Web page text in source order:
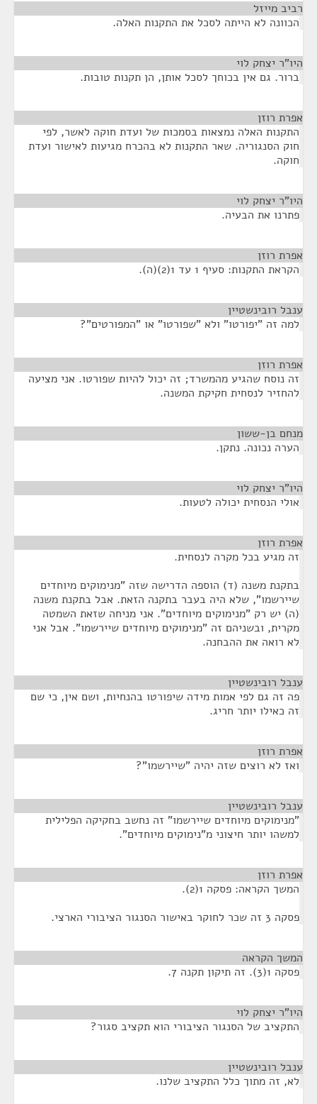
רביב מייזל
הכוונה לא הייתה לסכל את התקנות האלה.
היו"ר יצחק לוי
ברור. גם אין בכוחך לסכל אותן, הן תקנות טובות.
אפרת רוזן
התקנות האלה נמצאות בסמכות של ועדת חוקה לאשר, לפי
חוק הסנגוריה. שאר התקנות לא בהכרח מגיעות לאישור ועדת
חוקה.
היו"ר יצחק לוי
פתרנו את הבעיה.
אפרת רוזן
הקראת התקנות: סעיף 1 עד 1(2)(ה).
ענבל רובינשטיין
למה זה "יפורטו" ולא "שפורטו" או "המפורטים"?
אפרת רוזן
זה נוסח שהגיע מהמשרד; זה יכול להיות שפורטו. אני מציעה
להחזיר לנסחית חקיקת המשנה.
מנחם בן-ששון
הערה נכונה. נתקן.
היו"ר יצחק לוי
אולי הנסחית יכולה לטעות.
אפרת רוזן
זה מגיע בכל מקרה לנסחית.
בתקנת משנה (ד) הוספה הדרישה שזה "מנימוקים מיוחדים
שיירשמו", שלא היה בעבר בתקנה הזאת. אבל בתקנת משנה
(ה) יש רק "מנימוקים מיוחדים". אני מניחה שזאת השמטה
מקרית, ובשניהם זה "מנימוקים מיוחדים שיירשמו". אבל אני
לא רואה את ההבחנה.
ענבל רובינשטיין
פה זה גם לפי אמות מידה שיפורטו בהנחיות, ושם אין, כי שם
זה כאילו יותר חריג.
אפרת רוזן
ואז לא רוצים שזה יהיה "שיירשמו"?
ענבל רובינשטיין
"מנימוקים מיוחדים שיירשמו" זה נחשב בחקיקה הפלילית
למשהו יותר חיצוני מ"נימוקים מיוחדים".
אפרת רוזן
המשך הקראה: פסקה 1(2).
פסקה 3 זה שכר לחוקר באישור הסנגור הציבורי הארצי.
המשך הקראה
פסקה 1(3). זה תיקון תקנה 7.
היו"ר יצחק לוי
התקציב של הסנגור הציבורי הוא תקציב סגור?
ענבל רובינשטיין
לא, זה מתוך כלל התקציב שלנו.